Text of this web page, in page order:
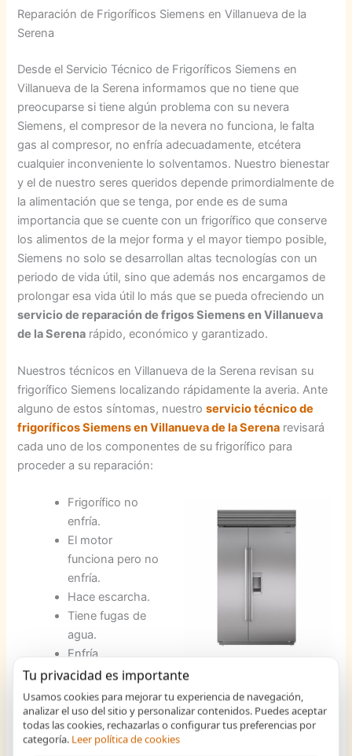
Reparación de Frigoríficos Siemens en Villanueva de la
Serena
Desde el Servicio Técnico de Frigoríficos Siemens en
Villanueva de la Serena informamos que no tiene que
preocuparse si tiene algún problema con su nevera
Siemens, el compresor de la nevera no funciona, le falta
gas al compresor, no enfría adecuadamente, etcétera
cualquier inconveniente lo solventamos. Nuestro bienestar
y el de nuestro seres queridos depende primordialmente de
la alimentación que se tenga, por ende es de suma
importancia que se cuente con un frigorífico que conserve
los alimentos de la mejor forma y el mayor tiempo posible,
Siemens no solo se desarrollan altas tecnologías con un
periodo de vida útil, sino que además nos encargamos de
prolongar esa vida útil lo más que se pueda ofreciendo un
servicio de reparación de frigos Siemens en Villanueva
de la Serena rápido, económico y garantizado.
Nuestros técnicos en Villanueva de la Serena revisan su
frigorífico Siemens localizando rápidamente la averia. Ante
alguno de estos síntomas, nuestroservicio técnico de
frigoríficos Siemens en Villanueva de la Serena revisará
cada uno de los componentes de su frigorífico para
proceder a su reparación:
Frigorífico no
enfría.
El motor
funciona pero no
enfría.
Hace escarcha.
Tiene fugas de
agua.
Enfría
demasiado.
No cierra bien.
Ventilador averiado.
Hace ruido.
Pierde gas.
Tu privacidad es importante
Usamos cookies para mejorar tu experiencia de navegación,
analizar el uso del sitio y personalizar contenidos. Puedes aceptar
todas las cookies, rechazarlas o configurar tus preferencias por
categoría. Leer política de cookies